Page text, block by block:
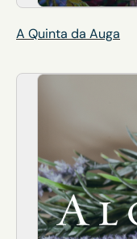
A Quinta da Auga